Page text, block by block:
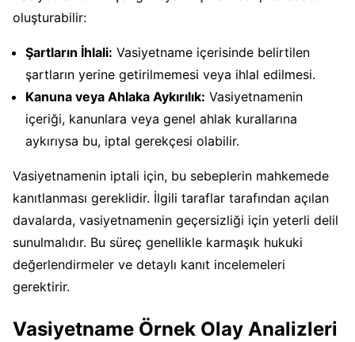
oluşturabilir:
Şartların İhlali: Vasiyetname içerisinde belirtilen
şartların yerine getirilmemesi veya ihlal edilmesi.
Kanuna veya Ahlaka Aykırılık: Vasiyetnamenin
içeriği, kanunlara veya genel ahlak kurallarına
aykırıysa bu, iptal gerekçesi olabilir.
Vasiyetnamenin iptali için, bu sebeplerin mahkemede
kanıtlanması gereklidir. İlgili taraflar tarafından açılan
davalarda, vasiyetnamenin geçersizliği için yeterli delil
sunulmalıdır. Bu süreç genellikle karmaşık hukuki
değerlendirmeler ve detaylı kanıt incelemeleri
gerektirir.
Vasiyetname Örnek Olay Analizleri